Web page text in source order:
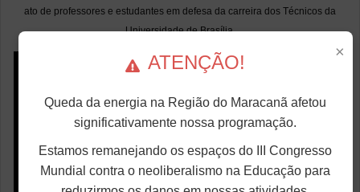
ato de professores e estudantes em defesa da carreira dos Técnicos da
Universidade de Brasília.
×
ATENÇÃO!
Queda da energia na Região do Maracanã afetou
significativamente nossa programação.
Estamos remanejando os espaços do III Congresso
Mundial contra o neoliberalismo na Educação para